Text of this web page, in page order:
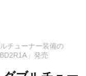
チューナー装備の
」発売